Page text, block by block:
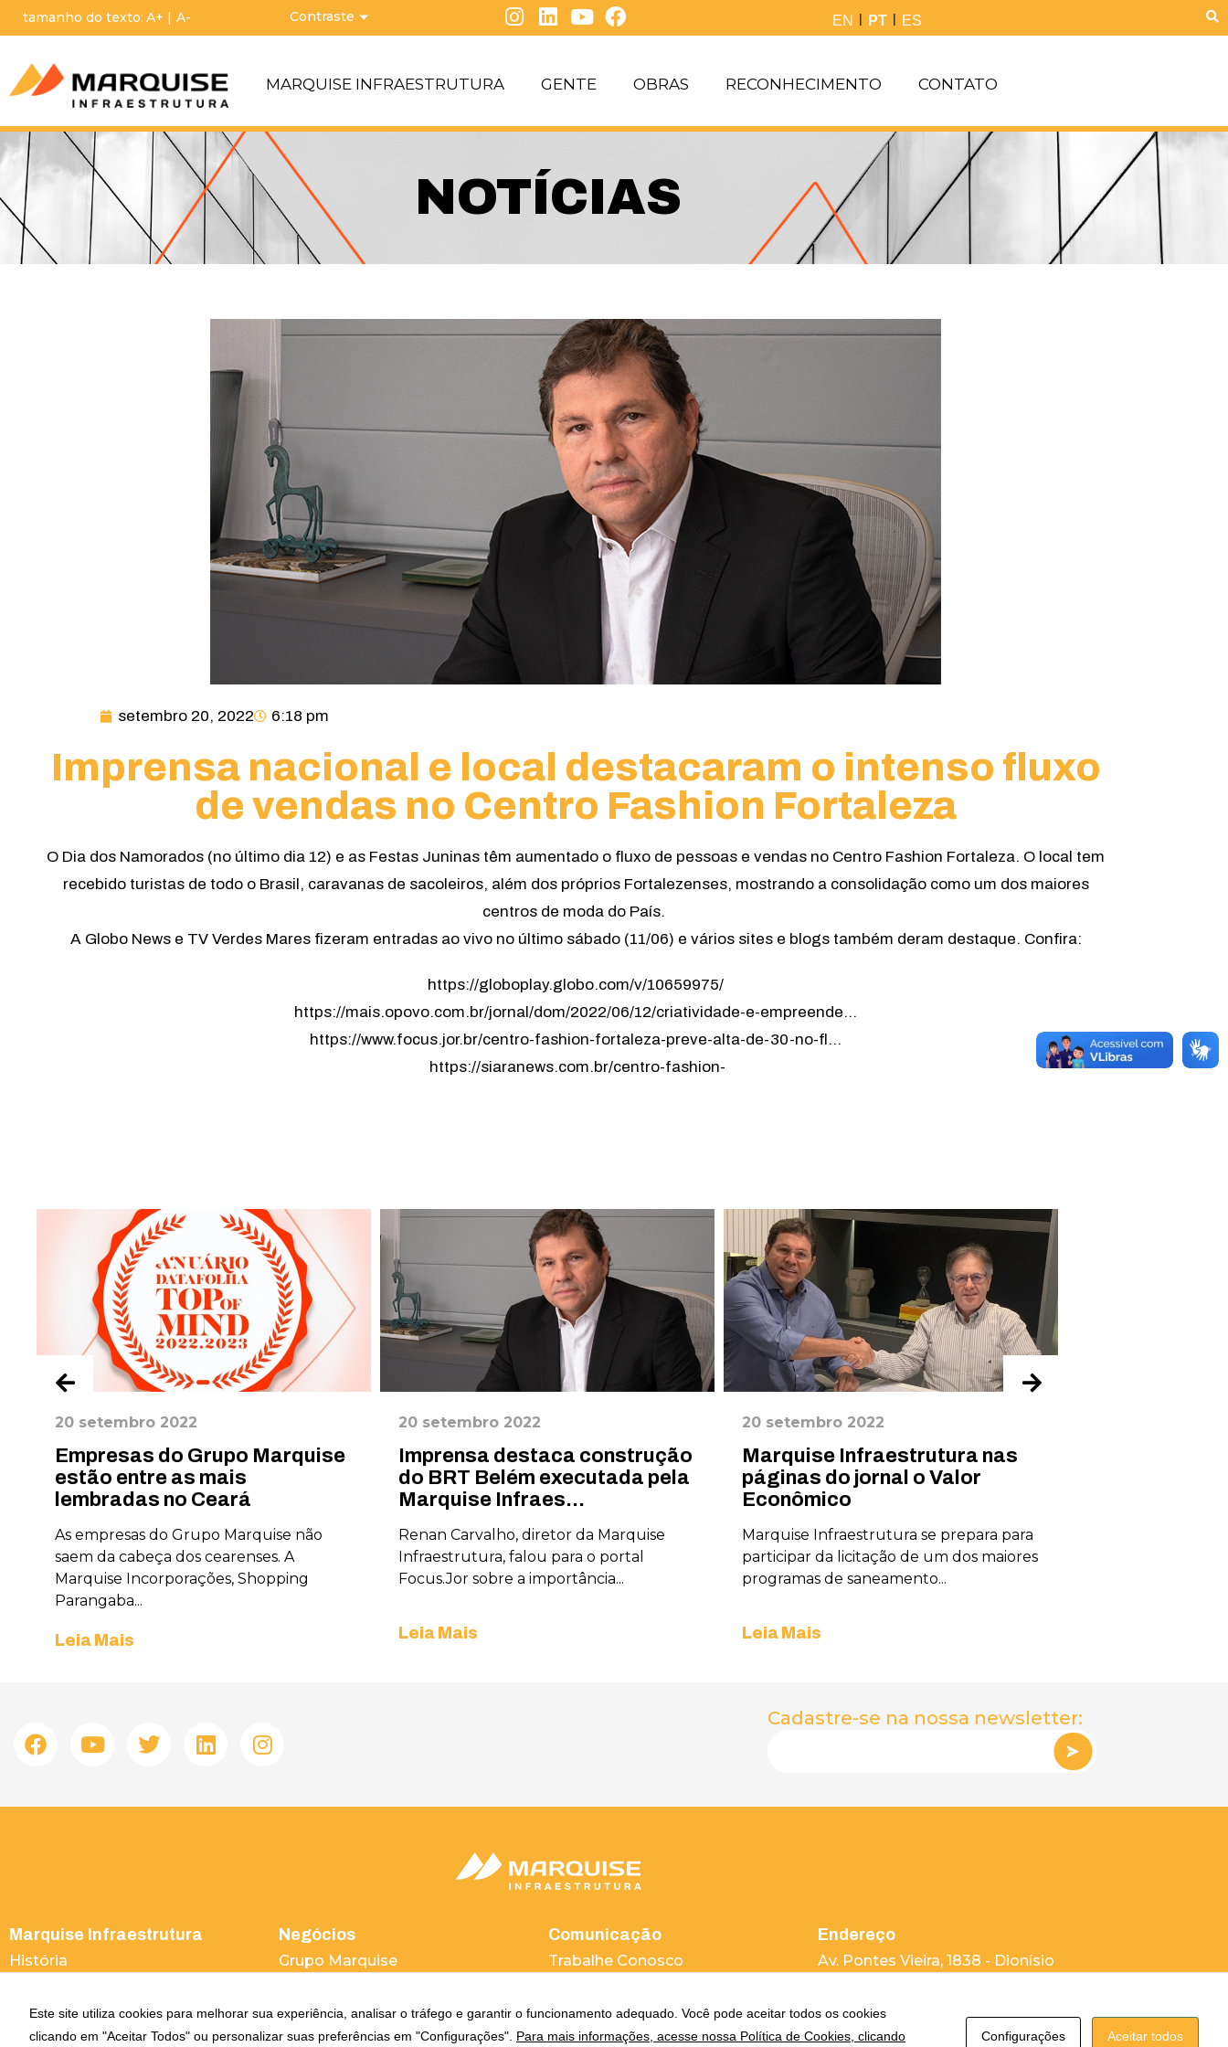
tamanho do texto: A+ | A- Contraste EN | PT | ES
MARQUISE INFRAESTRUTURA GENTE OBRAS RECONHECIMENTO CONTATO
NOTÍCIAS
setembro 20, 2022 6:18 pm
Imprensa nacional e local destacaram o intenso fluxo
de vendas no Centro Fashion Fortaleza
O Dia dos Namorados (no último dia 12) e as Festas Juninas têm aumentado o fluxo de pessoas e vendas no Centro Fashion Fortaleza. O local tem
recebido turistas de todo o Brasil, caravanas de sacoleiros, além dos próprios Fortalezenses, mostrando a consolidação como um dos maiores
centros de moda do País.
A Globo News e TV Verdes Mares fizeram entradas ao vivo no último sábado (11/06) e vários sites e blogs também deram destaque. Confira:
https://globoplay.globo.com/v/10659975/
https://mais.opovo.com.br/jornal/dom/2022/06/12/criatividade-e-empreende…
https://www.focus.jor.br/centro-fashion-fortaleza-preve-alta-de-30-no-fl…
https://siaranews.com.br/centro-fashion-
20 setembro 2022
Empresas do Grupo Marquise
estão entre as mais
lembradas no Ceará
As empresas do Grupo Marquise não
saem da cabeça dos cearenses. A
Marquise Incorporações, Shopping
Parangaba...
Leia Mais
20 setembro 2022
Imprensa destaca construção
do BRT Belém executada pela
Marquise Infraes...
Renan Carvalho, diretor da Marquise
Infraestrutura, falou para o portal
Focus.Jor sobre a importância...
Leia Mais
20 setembro 2022
Marquise Infraestrutura nas
páginas do jornal o Valor
Econômico
Marquise Infraestrutura se prepara para
participar da licitação de um dos maiores
programas de saneamento...
Leia Mais
Cadastre-se na nossa newsletter:
Marquise Infraestrutura
História
Relatório de transparência e
Negócios
Grupo Marquise
Comunicação
Trabalhe Conosco
Endereço
Av. Pontes Vieira, 1838 - Dionísio
Torres Fortaleza - CE 60135-238
Este site utiliza cookies para melhorar sua experiência, analisar o tráfego e garantir o funcionamento adequado. Você pode aceitar todos os cookies
clicando em "Aceitar Todos" ou personalizar suas preferências em "Configurações". Para mais informações, acesse nossa Política de Cookies, clicando Configurações Aceitar todos